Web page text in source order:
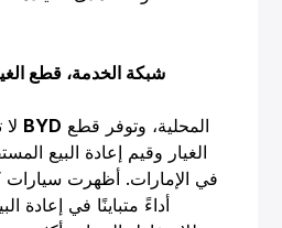
شبكة الخدمة، قطع
BYD
الغيار وقيم إعادة البيع
في الإمارات. أظهرت سيارات
أداءً متباينًا في إعادة